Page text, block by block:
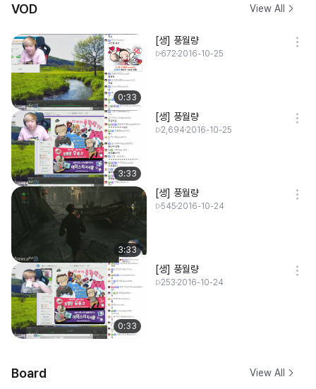
VOD View All
0:33
[생] 풍월량
672 2016-10-25
3:33
[생] 풍월량
2,694 2016-10-25
3:33
[생] 풍월량
545 2016-10-24
0:33
[생] 풍월량
253 2016-10-24
Board View All